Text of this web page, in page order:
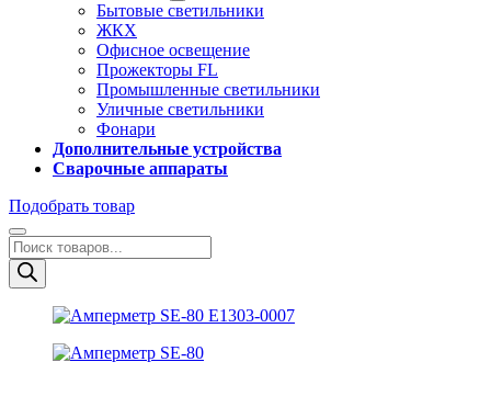
Бытовые светильники
ЖКХ
Офисное освещение
Прожекторы FL
Промышленные светильники
Уличные светильники
Фонари
Дополнительные устройства
Сварочные аппараты
Подобрать товар
Поиск
товаров